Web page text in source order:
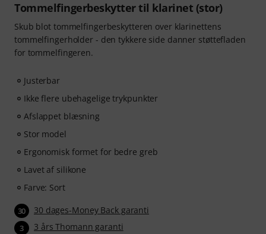
Tommelfingerbeskytter til klarinet (stor)
Skub blot tommelfingerbeskytteren over klarinettens
tommelfingerholder - den tykkere side danner støttefladen
for tommelfingeren.
Justerbar
Ikke flere ubehagelige trykpunkter
Afslappet blæsning
Stor model
Ergonomisk formet for bedre greb
Lavet af silikone
Farve: Sort
30 30 dages-Money Back garanti
3 3 års Thomann garanti